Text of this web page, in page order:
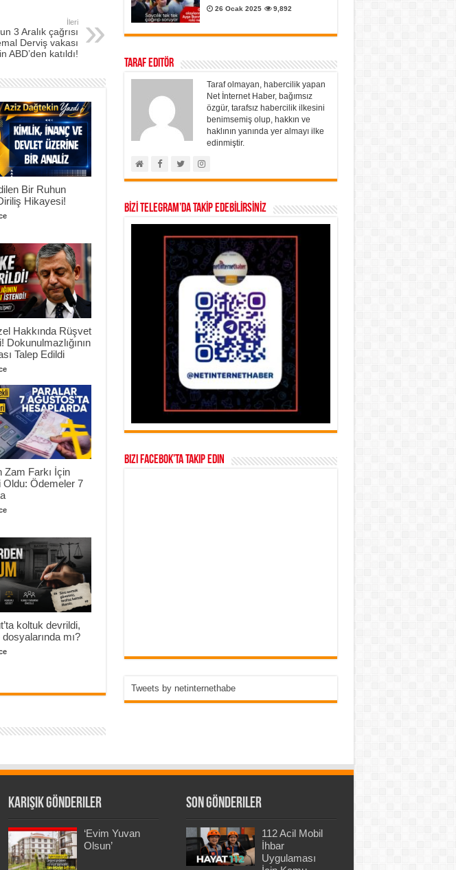
İleri
3 Aralık çağrısı
Derviş vakası
ABD’den katıldı!
Bir Ruhun
Hikayesi!
Hakkında Rüşvet
Dokunulmazlığının
Talep Edildi
Zam Farkı İçin
Oldu: Ödemeler 7
koltuk devrildi,
dosyalarında mı?
26 Ocak 2025 9,892
Taraf Editör
Taraf olmayan, habercilik yapan
Net İnternet Haber, bağımsız
özgür, tarafsız habercilik ilkesini
benimsemiş olup, hakkın ve
haklının yanında yer almayı ilke
edinmiştir.
BİZİ TELEGRAM’DA TAKİP EDEBİLİRSİNİZ
Bizi Facebok’ta takip edin
Tweets by netinternethabe
Karışık Gönderiler
‘Evim Yuvan
Olsun’
Son Gönderiler
112 Acil Mobil
İhbar
Uygulaması